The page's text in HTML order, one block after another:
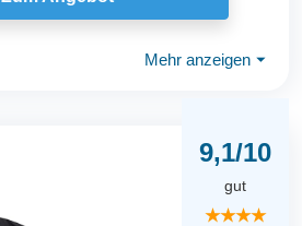
Mehr anzeigen ⏷
9,1/10
gut
★★★★